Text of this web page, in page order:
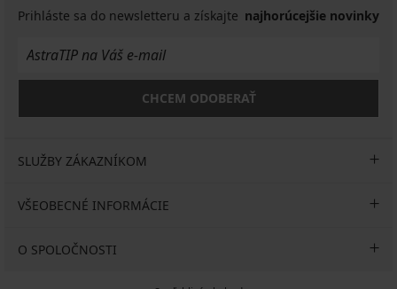
Prihláste sa do newsletteru a získajte najhorúcejšie novinky
CHCEM ODOBERAŤ
SLUŽBY ZÁKAZNÍKOM
VŠEOBECNÉ INFORMÁCIE
O SPOLOČNOSTI